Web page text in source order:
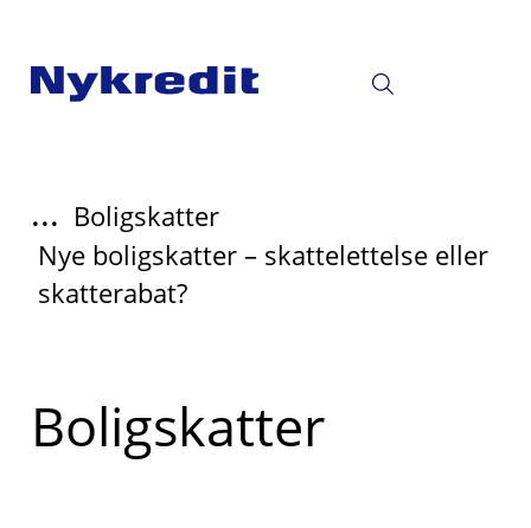
... Boligskatter
Nye boligskatter – skattelettelse eller
skatterabat?
Read
more
Boligskatter